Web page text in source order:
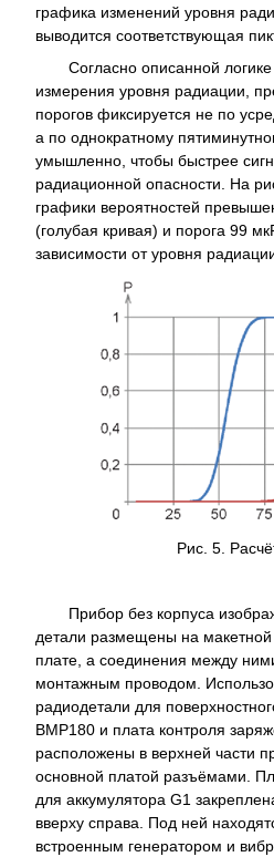
графика изменений уровня
выводится соответствующая
Согласно описанной
измерения уровня радиации,
порогов фиксируется не по
а по однократному
умышленно, чтобы быстрее
радиационной опасности. На
графики вероятностей
(голубая кривая) и порога 99
зависимости от уровня
Рис. 5.
Прибор без корпуса
детали размещены на макетной
плате, а соединения между
монтажным проводом.
радиодетали для
BMP180 и плата контроля
расположены в верхней части
основной платой разъёмами.
для аккумулятора G1
вверху справа. Под ней
встроенным генератором и